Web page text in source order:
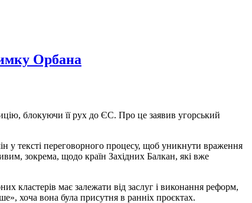
Орбана
блокуючи її рух до ЄС. Про це заявив угорський
у тексті переговорного процесу, щоб уникнути враження
зокрема, щодо країн Західних Балкан, які вже
кластерів має залежати від заслуг і виконання реформ,
хоча вона була присутня в ранніх проєктах.